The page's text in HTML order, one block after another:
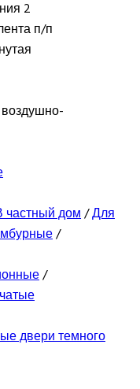
2
п/п
частный дом/Для
/
/
двери темного